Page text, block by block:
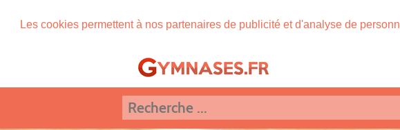
Les cookies permettent à nos partenaires de publicité et d'analyse de